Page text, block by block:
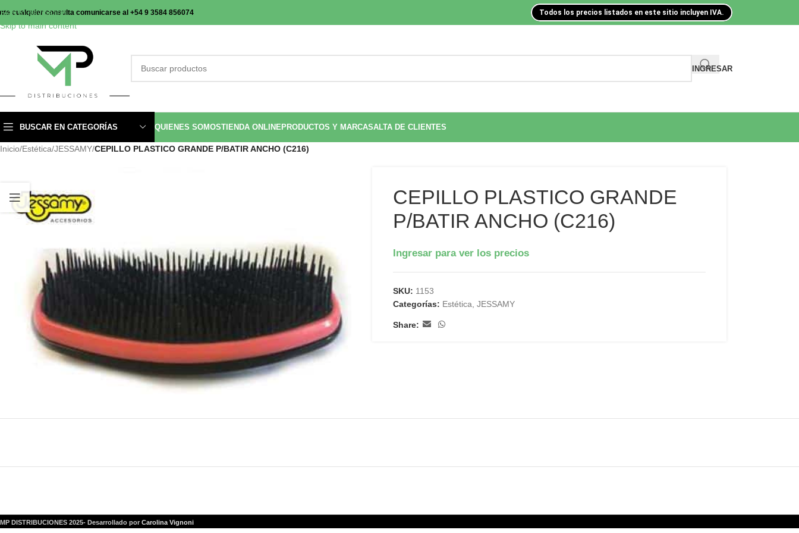
Skip to navigation
Skip to main content
cualquier consulta comunicarse al +54 9 3584 856074 Todos los precios listados en este sitio incluyen IVA.
INGRESAR
BUSCAR EN CATEGORÍAS QUIENES SOMOSTIENDA ONLINEPRODUCTOS Y MARCASALTA DE CLIENTES
Inicio/Estética/JESSAMY/CEPILLO PLASTICO GRANDE P/BATIR ANCHO (C216)
CEPILLO PLASTICO GRANDE
P/BATIR ANCHO (C216)
Ingresar para ver los precios
SKU: 1153
Categorías: Estética JESSAMY
Share:
MP DISTRIBUCIONES 2025- Desarrollado por Carolina Vignoni